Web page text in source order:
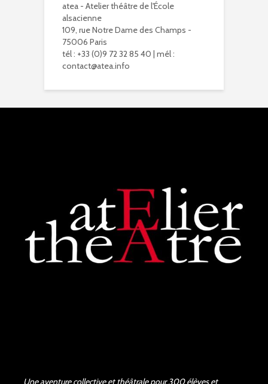
Bravo à eux. Bravo à vous !
Virginie Delisle il y a 3 mois
Bravo à toute l'équipe de
L'ATEA.
Un choix exigeant.
Un moment inoubliable,
les acteurs et la...
voir plus
Judith Aubry.
Bravo !!! Que de bons
acteurs !! Quel beau travail.
Un Richard III de très bonne
qualité.
atea - Atelier théâtre de l'École
alsacienne
109, rue Notre Dame des Champs -
75006 Paris
tél : +33 (0)9 72 32 85 40 | mél :
contact@atea.info